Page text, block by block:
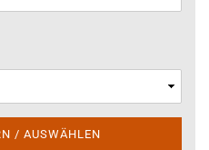
/ AUSWÄHLEN